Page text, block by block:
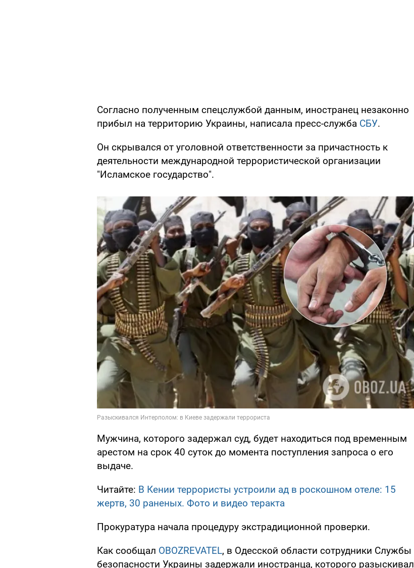
Согласно полученным спецслужбой данным, иностранец незаконно
прибыл на территорию Украины, написала пресс-служба СБУ.
Он скрывался от уголовной ответственности за причастность к
деятельности международной террористической организации
"Исламское государство".
Мужчина, которого задержал суд, будет находиться под временным
арестом на срок 40 суток до момента поступления запроса о его
выдаче.
Читайте: В Кении террористы устроили ад в роскошном отеле: 15
жертв, 30 раненых. Фото и видео теракта
Прокуратура начала процедуру экстрадиционной проверки.
Как сообщал OBOZREVATEL, в Одесской области сотрудники Службы
безопасности Украины задержали иностранца, которого разыскивал